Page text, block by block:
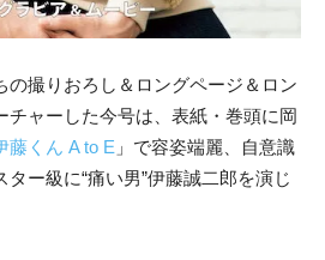
の撮りおろし＆ロングページ＆ ロン
チャーした今号は、表紙・巻頭に岡
藤くん A to E 」で容姿端麗、自意識
ー級に“痛い男”伊藤誠二郎を演じ